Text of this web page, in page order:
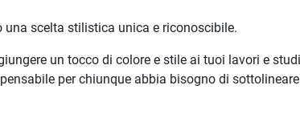
una scelta stilistica unica e riconoscibile.
un tocco di colore e stile ai tuoi lavori e
per chiunque abbia bisogno di